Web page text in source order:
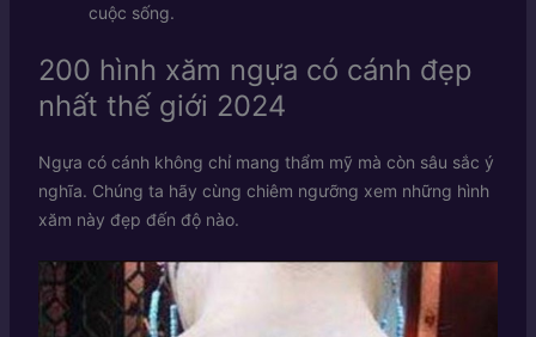
cuộc sống.
200 hình xăm ngựa có cánh đẹp
nhất thế giới 2024
Ngựa có cánh không chỉ mang thẩm mỹ mà còn sâu sắc ý
nghĩa. Chúng ta hãy cùng chiêm ngưỡng xem những hình
xăm này đẹp đến độ nào.